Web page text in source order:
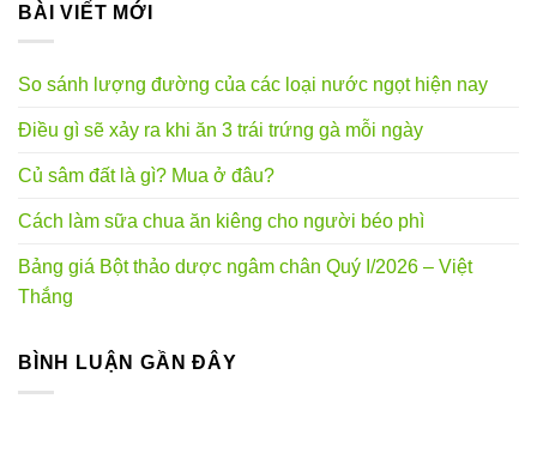
BÀI VIẾT MỚI
So sánh lượng đường của các loại nước ngọt hiện nay
Điều gì sẽ xảy ra khi ăn 3 trái trứng gà mỗi ngày
Củ sâm đất là gì? Mua ở đâu?
Cách làm sữa chua ăn kiêng cho người béo phì
Bảng giá Bột thảo dược ngâm chân Quý I/2026 – Việt
Thắng
BÌNH LUẬN GẦN ĐÂY